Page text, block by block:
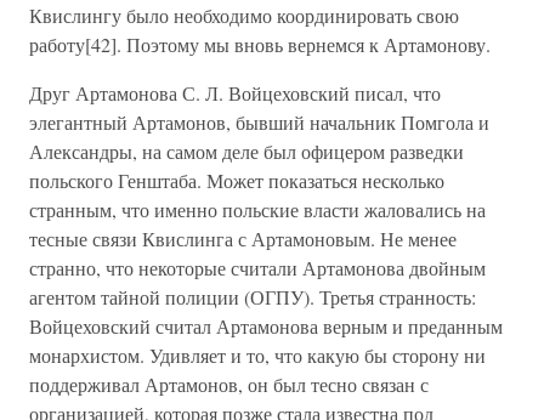
Квислингу было необходимо координировать свою
работу[42]. Поэтому мы вновь вернемся к Артамонову.
Друг Артамонова С. Л. Войцеховский писал, что
элегантный Артамонов, бывший начальник Помгола и
Александры, на самом деле был офицером разведки
польского Генштаба. Может показаться несколько
странным, что именно польские власти жаловались на
тесные связи Квислинга с Артамоновым. Не менее
странно, что некоторые считали Артамонова двойным
агентом тайной полиции (ОГПУ). Третья странность:
Войцеховский считал Артамонова верным и преданным
монархистом. Удивляет и то, что какую бы сторону ни
поддерживал Артамонов, он был тесно связан с
организацией, которая позже стала известна под